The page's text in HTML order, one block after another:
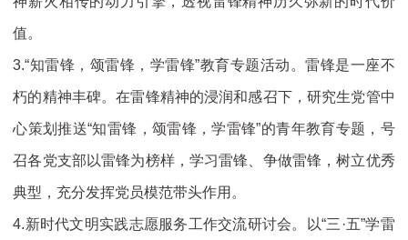
值。
3.“知雷锋，颂雷锋，学雷锋”教育专题活动。雷锋是一座不
朽的精神丰碑。在雷锋精神的浸润和感召下，研究生党管中
心策划推送“知雷锋，颂雷锋，学雷锋”的青年教育专题，号
召各党支部以雷锋为榜样，学习雷锋、争做雷锋，树立优秀
典型，充分发挥党员模范带头作用。
4.新时代文明实践志愿服务工作交流研讨会。以“三·五”学雷